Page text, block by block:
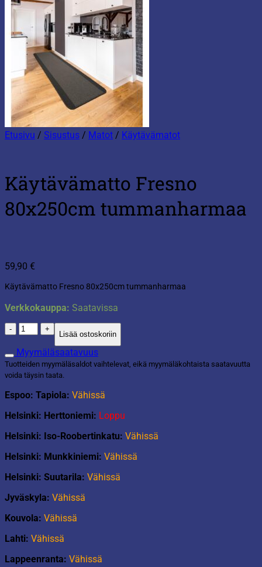
Etusivu / Sisustus / Matot / Käytävämatot
Käytävämatto Fresno
80x250cm tummanharmaa
59,90 €
Käytävämatto Fresno 80x250cm tummanharmaa
Verkkokauppa: Saatavissa
Käytävämatto
Fresno
80x250cm
tummanharmaa
määrä
Lisää ostoskoriin
Myymäläsaatavuus
Tuotteiden myymäläsaldot vaihtelevat, eikä myymäläkohtaista saatavuutta
voida täysin taata.
Espoo: Tapiola: Vähissä
Helsinki: Herttoniemi: Loppu
Helsinki: Iso-Roobertinkatu: Vähissä
Helsinki: Munkkiniemi: Vähissä
Helsinki: Suutarila: Vähissä
Jyväskyla: Vähissä
Kouvola: Vähissä
Lahti: Vähissä
Lappeenranta: Vähissä